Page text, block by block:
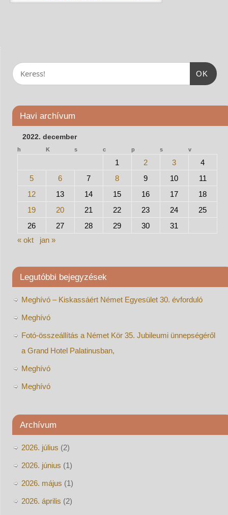
OK
Havi archívum
2022. december
h K s c p s v
1 2 3
4
5
6 7 8 9 10
11
12
13 14 15 16 17
18
19
20 21 22 23 24
25
26
27 28 29 30
31
« okt
jan »
Legutóbbi bejegyzések
Meghívó – Kiskassáért Német Egyesület 30. évforduló
Meghívó
Fotó-összeállítás a Német Kör 35. Jubileumi ünnepségéről
a Grand Hotel Palatinusban,
Meghívó
Meghívó
Archívum
2026. július (2)
2026. június (1)
2026. május (1)
2026. április (2)